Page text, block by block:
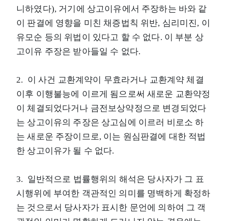
니하였다), 거기에 상고이유에서 주장하는 바와 같
이 판결에 영향을 미친 채증법칙 위반, 심리미진, 이
유모순 등의 위법이 있다고 할 수 없다. 이 부분 상
고이유 주장은 받아들일 수 없다.
2. 이 사건 교환계약이 무효라거나 교환계약 체결
이후 이행불능에 이르게 됨으로써 새로운 교환약정
이 체결되었다거나 금전보상약정으로 변경되었다
는 상고이유의 주장은 상고심에 이르러 비로소 하
는 새로운 주장이므로, 이는 원심판결에 대한 적법
한 상고이유가 될 수 없다.
3. 일반적으로 법률행위의 해석은 당사자가 그 표
시행위에 부여한 객관적인 의미를 명백하게 확정하
는 것으로서 당사자가 표시한 문언에 의하여 그 객